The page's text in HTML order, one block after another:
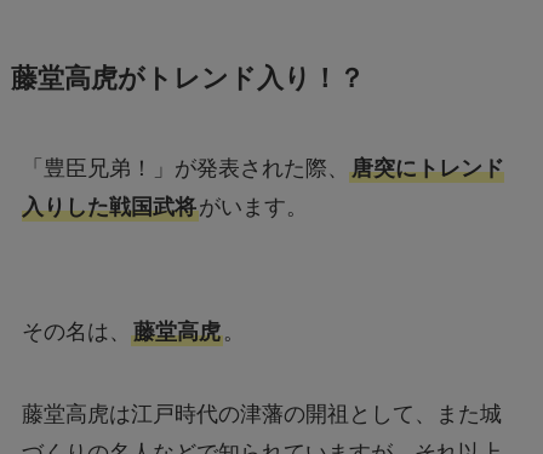
藤堂高虎がトレンド入り！？
「豊臣兄弟！」が発表された際、 唐突にトレンド
入りした戦国武将がいます。
その名は、 藤堂高虎。
藤堂高虎は江戸時代の津藩の開祖として、また城